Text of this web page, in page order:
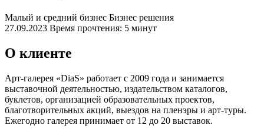
Малый и средний бизнес Бизнес решения
27.09.2023 Время прочтения: 5 минут
О клиенте
Арт-галерея «DiaS» работает с 2009 года и занимается
выставочной деятельностью, издательством каталогов,
буклетов, организацией образовательных проектов,
благотворительных акций, выездов на пленэры и арт-туры.
Ежегодно галерея принимает от 12 до 20 выставок.